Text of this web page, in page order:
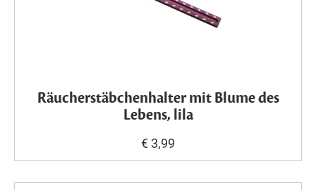
Räucherstäbchenhalter mit Blume des
Lebens, lila
€ 3,99